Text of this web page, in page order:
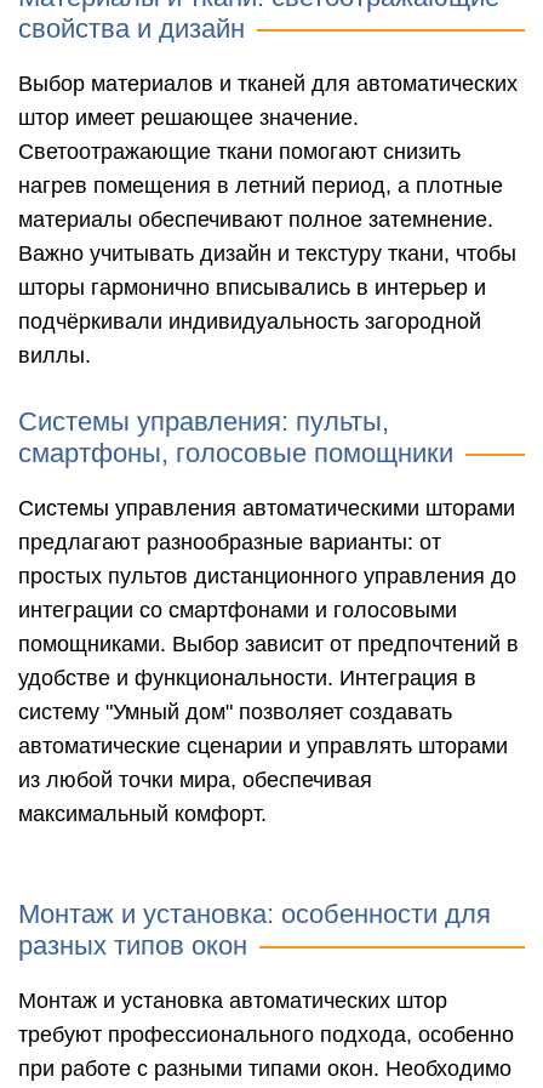
свойства и дизайн
Выбор материалов и тканей для автоматических
штор имеет решающее значение.
Светоотражающие ткани помогают снизить
нагрев помещения в летний период, а плотные
материалы обеспечивают полное затемнение.
Важно учитывать дизайн и текстуру ткани, чтобы
шторы гармонично вписывались в интерьер и
подчёркивали индивидуальность загородной
виллы.
Системы управления: пульты,
смартфоны, голосовые помощники
Системы управления автоматическими шторами
предлагают разнообразные варианты: от
простых пультов дистанционного управления до
интеграции со смартфонами и голосовыми
помощниками. Выбор зависит от предпочтений в
удобстве и функциональности. Интеграция в
систему "Умный дом" позволяет создавать
автоматические сценарии и управлять шторами
из любой точки мира, обеспечивая
максимальный комфорт.
Монтаж и установка: особенности для
разных типов окон
Монтаж и установка автоматических штор
требуют профессионального подхода, особенно
при работе с разными типами окон. Необходимо